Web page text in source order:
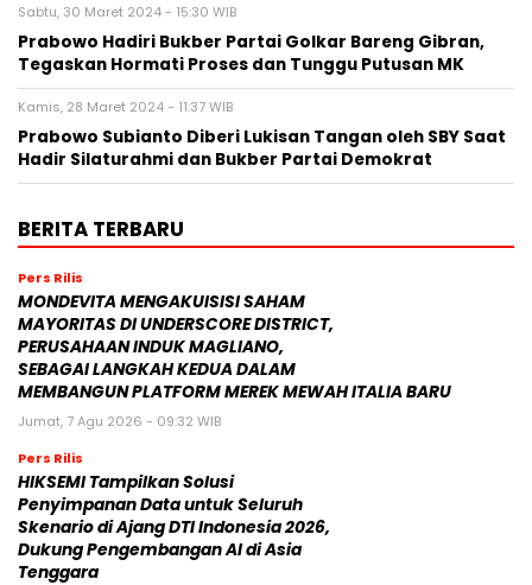
Sabtu, 30 Maret 2024 - 15:30 WIB
Prabowo Hadiri Bukber Partai Golkar Bareng Gibran,
Tegaskan Hormati Proses dan Tunggu Putusan MK
Kamis, 28 Maret 2024 - 11:37 WIB
Prabowo Subianto Diberi Lukisan Tangan oleh SBY Saat
Hadir Silaturahmi dan Bukber Partai Demokrat
BERITA TERBARU
Pers Rilis
MONDEVITA MENGAKUISISI SAHAM
MAYORITAS DI UNDERSCORE DISTRICT,
PERUSAHAAN INDUK MAGLIANO,
SEBAGAI LANGKAH KEDUA DALAM
MEMBANGUN PLATFORM MEREK MEWAH ITALIA BARU
Jumat, 7 Agu 2026 - 09:32 WIB
Pers Rilis
HIKSEMI Tampilkan Solusi
Penyimpanan Data untuk Seluruh
Skenario di Ajang DTI Indonesia 2026,
Dukung Pengembangan AI di Asia
Tenggara